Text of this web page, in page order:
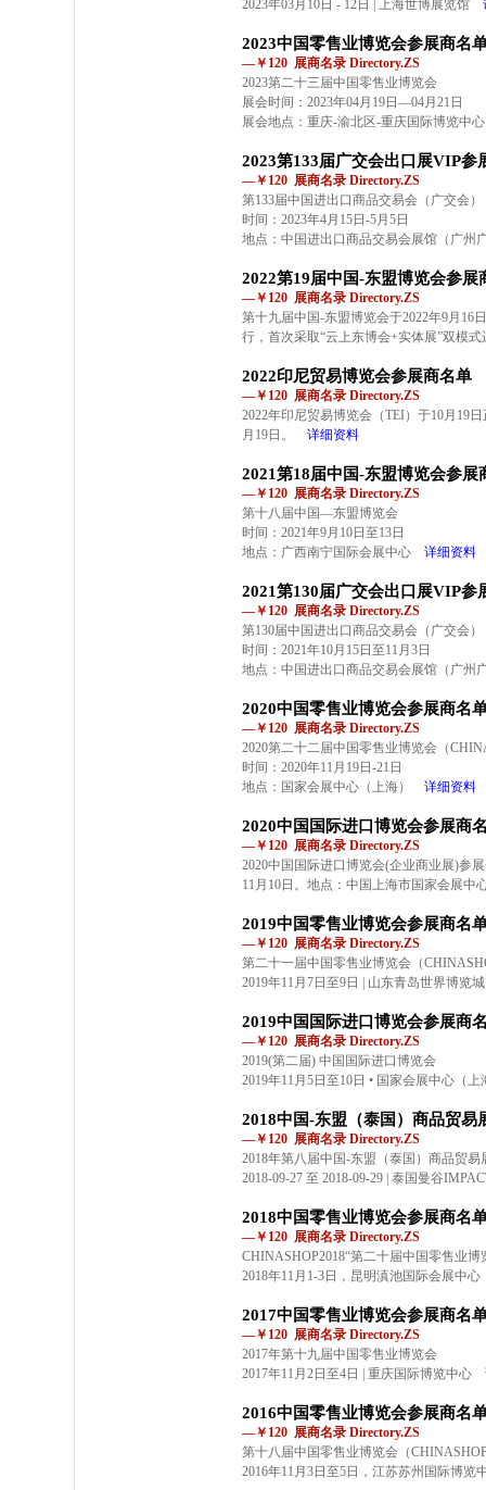
2023年03月10日 - 12日 | 上海世博展览馆
2023中国零售业博览会参展商名
—￥120 展商名录 Directory.ZS
2023第二十三届中国零售业博览会
展会时间：2023年04月19日—04月21日
展会地点：重庆-渝北区-重庆国际博览中心
2023第133届广交会出口展VIP参
—￥120 展商名录 Directory.ZS
第133届中国进出口商品交易会（广交会）
时间：2023年4月15日-5月5日
地点：中国进出口商品交易会展馆（广州
2022第19届中国-东盟博览会参展
—￥120 展商名录 Directory.ZS
第十九届中国-东盟博览会于2022年9月16
行，首次采取“云上东博会+实体展”双模式
2022印尼贸易博览会参展商名单
—￥120 展商名录 Directory.ZS
2022年印尼贸易博览会（TEI）于10月19
月19日。
详细资料
2021第18届中国-东盟博览会参展
—￥120 展商名录 Directory.ZS
第十八届中国—东盟博览会
时间：2021年9月10日至13日
地点：广西南宁国际会展中心
详细资料
2021第130届广交会出口展VIP参
—￥120 展商名录 Directory.ZS
第130届中国进出口商品交易会（广交会）
时间：2021年10月15日至11月3日
地点：中国进出口商品交易会展馆（广州
2020中国零售业博览会参展商名
—￥120 展商名录 Directory.ZS
2020第二十二届中国零售业博览会（
时间：2020年11月19日-21日
地点：国家会展中心（上海）
详细资料
2020中国国际进口博览会参展商
—￥120 展商名录 Directory.ZS
2020中国国际进口博览会(企业商业展)参
11月10日。地点：中国上海市国家会展中
2019中国零售业博览会参展商名
—￥120 展商名录 Directory.ZS
第二十一届中国零售业博览会（
2019年11月7日至9日 | 山东青岛世界博览城
2019中国国际进口博览会参展商
—￥120 展商名录 Directory.ZS
2019(第二届) 中国国际进口博览会
2019年11月5日至10日 • 国家会展中心（上
2018中国-东盟（泰国）商品贸易
—￥120 展商名录 Directory.ZS
2018年第八届中国-东盟（泰国）商品贸易
2018-09-27 至 2018-09-29 | 泰国曼谷
2018中国零售业博览会参展商名
—￥120 展商名录 Directory.ZS
CHINASHOP2018“第二十届中国零售业博
2018年11月1-3日，昆明滇池国际会展中心
2017中国零售业博览会参展商名
—￥120 展商名录 Directory.ZS
2017年第十九届中国零售业博览会
2017年11月2日至4日 | 重庆国际博览中心
2016中国零售业博览会参展商名
—￥120 展商名录 Directory.ZS
第十八届中国零售业博览会（
2016年11月3日至5日，江苏苏州国际博览